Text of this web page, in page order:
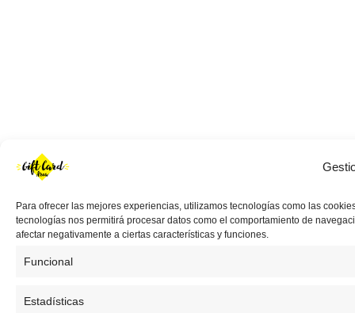
Para ofrecer las mejores experiencias, utilizamos tecnologías como las
tecnologías nos permitirá procesar datos como el comportamiento de
afectar negativamente a ciertas características y funciones.
Funcional
Estadísticas